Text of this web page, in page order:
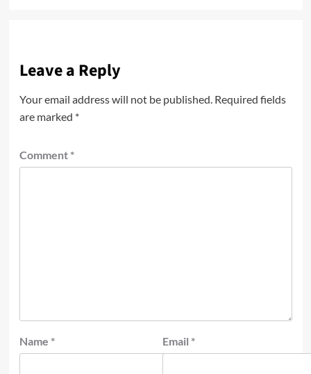
Leave a Reply
Your email address will not be published. Required fields
are marked *
Comment *
Name * Email *